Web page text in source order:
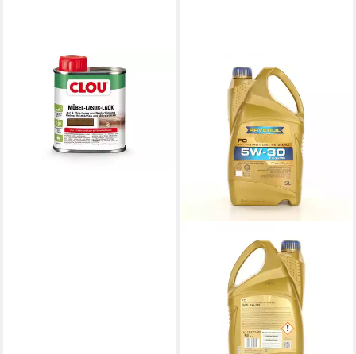
Lack Clou Möbel Lack L4 125
ml eiche mittel
(93,12 €/ 1 l)
lieferbar - in 3-4 Werktagen bei dir
Motoröl Ravenol FO SAE 5W-
30 (Ford-Renault) 5 Liter
1111115-005-01-999
79,95 €
(15,99 €/ 1 l)
lieferbar - in 4-5 Werktagen bei dir